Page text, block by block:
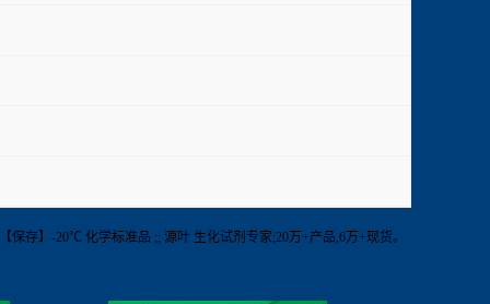
保存】-20℃ 化学标准品 ;; 源叶 生化试剂专家;20万+产品,6万+现货。